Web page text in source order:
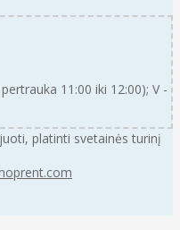
11:00 iki 12:00); V -
platinti svetainės turinį